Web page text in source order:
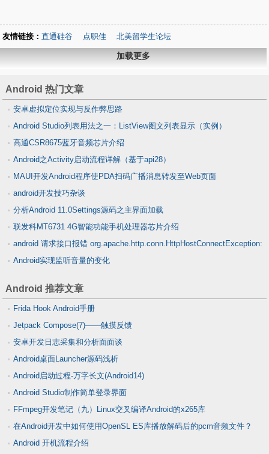
友情链接： 直通硅谷 点职佳 北美留学生论坛
加载更多
Android 热门文章
安卓虚拟定位实现与反作弊思路
Android Studio列表用法之一：ListView图文列表显示（实例）
高通CSR8675蓝牙音频芯片介绍
Android之Activity启动流程详解（基于api28）
MAUI开发Android程序使PDA扫码广播消息转发至Web页面
android开发技巧杂谈
分析Android 11.0Settings源码之主界面加载
联发科MT6731 4G智能功能手机处理器芯片介绍
android 请求接口报错 org.apache.http.conn.HttpHostConnectException:
Connection to http://192.168.1.90:9090 refused
Android实现监听音量的变化
Android 推荐文章
Frida Hook Android手册
Jetpack Compose(7)——触摸反馈
安卓开发日志采集和分析面面谈
Android桌面Launcher源码浅析
Android启动过程-万字长文(Android14)
Android Studio制作简单登录界面
FFmpeg开发笔记（九）Linux交叉编译Android的x265库
在Android开发中如何使用OpenSL ES库播放解码后的pcm音频文件？
Android 开机流程介绍